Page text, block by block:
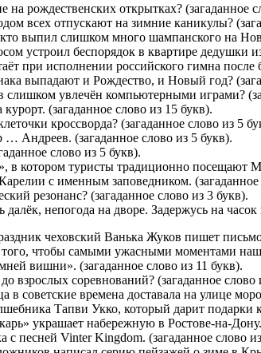
на рождественских открытках? (загаданное
всех отпускают на зимние каникулы?
выпил слишком много шампанского на
устроил беспорядок в квартире дедушки
при исполнении российского гимна после
выпадают и Рождество, и Новый год?
слишком увлечён компьютерными играми?
(загаданное слово из 15 букв).
кроссворда? (загаданное слово из 5
Андреев. (загаданное слово из 5 букв).
слово из 5 букв).
в котором туристы традиционно посещают
с именным заповедником. (загаданное
резонанс? (загаданное слово из 3 букв).
далёк, непогода на дворе. Задержусь на
чеховский Ванька Жуков пишет
чтобы самыми ужасными моментами
вишни». (загаданное слово из 11 букв).
взрослых соревнований? (загаданное слово
в советские времена доставала на улице
Тапви Укко, который дарит подарки
украшает набережную в Ростове-на-Дону.
с песней Vinter Kingdom. (загаданное слово